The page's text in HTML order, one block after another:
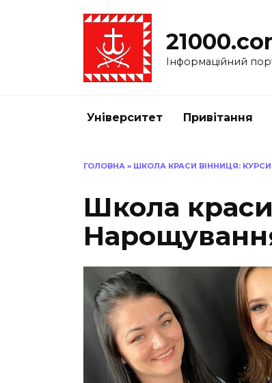
Інформаційний
Університет Привітання
ГОЛОВНА » ШКОЛА КРАСИ ВІННИЦЯ:
Школа